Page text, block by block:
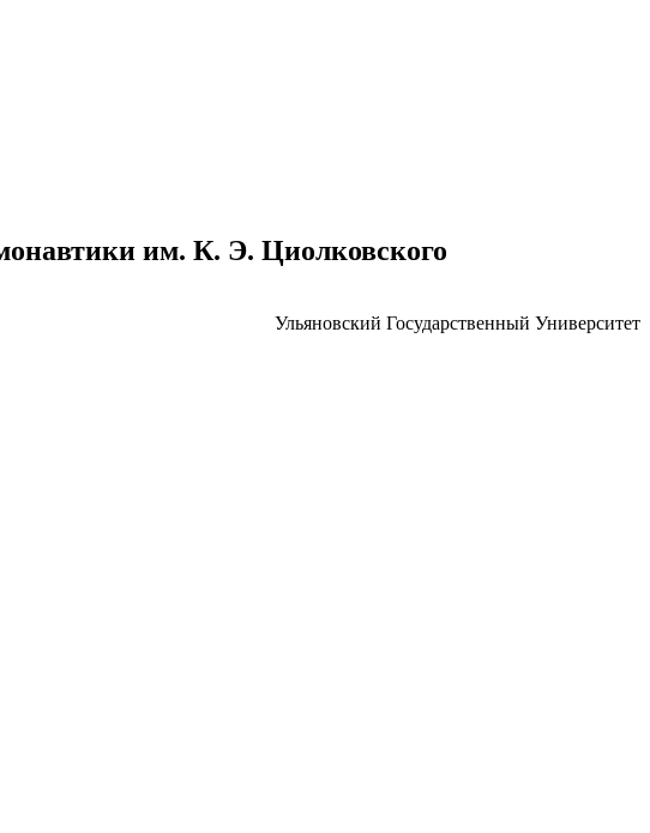
им. К. Э. Циолковского
Ульяновский Государственный Университет